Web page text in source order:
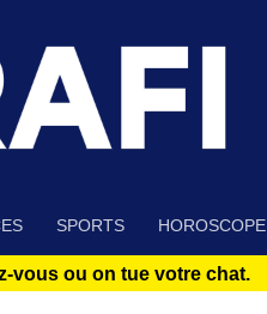
SPORTS HOROSCOPE
vous ou on tue votre chat.